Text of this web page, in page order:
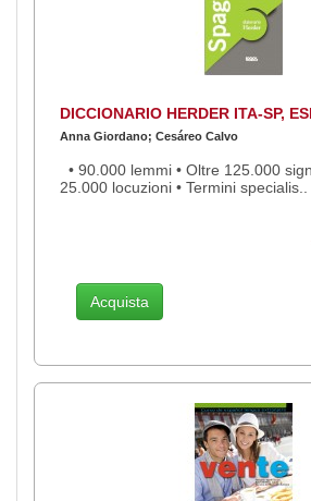
DICCIONARIO HERDER ITA-SP,
Anna Giordano; Cesáreo Calvo
• 90.000 lemmi • Oltre 125.000
25.000 locuzioni • Termini specialis..
Acquista